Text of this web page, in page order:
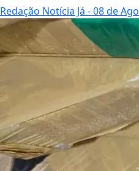
Redação Notícia Já - 08 de Ago